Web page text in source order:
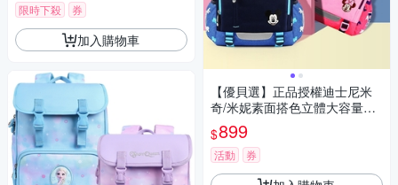
限時下殺 券
加入購物車
【優貝選】正品授權迪士尼米
奇/米妮素面搭色立體大容量小
學生書包1-3年級適用
$899
活動 券